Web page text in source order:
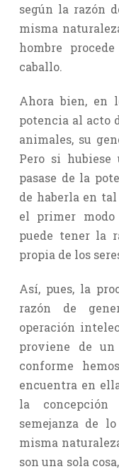
según la razón
misma
hombre
caballo.
Ahora bien, en
potencia al acto
animales, su
Pero si
pasase de la
de haberla en
el primer modo
puede tener la
propia de los
Así, pues, la
razón de
operación
proviene de
conforme
encuentra en
la
semejanza de
misma
son una sola